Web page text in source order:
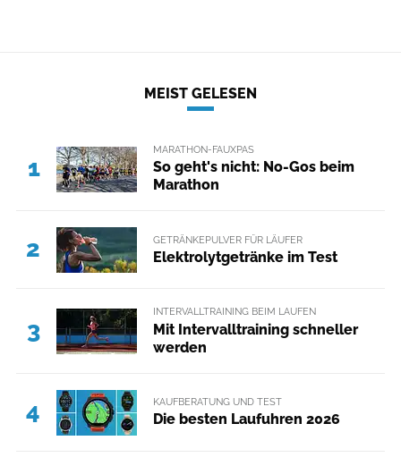
MEIST GELESEN
1
MARATHON-FAUXPAS
So geht's nicht: No-Gos beim
Marathon
2 GETRÄNKEPULVER FÜR LÄUFER
Elektrolytgetränke im Test
3
INTERVALLTRAINING BEIM LAUFEN
Mit Intervalltraining schneller
werden
4 KAUFBERATUNG UND TEST
Die besten Laufuhren 2026